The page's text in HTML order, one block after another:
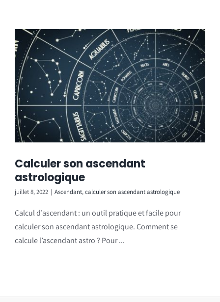
Calculer son ascendant
astrologique
juillet 8, 2022 | Ascendant,calculer son ascendant astrologique
Calcul d’ascendant : un outil pratique et facile pour
calculer son ascendant astrologique. Comment se
calcule l’ascendant astro ? Pour ...